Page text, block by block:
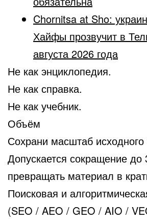
Chornitsa at Sho:
Хайфы прозвучит в
августа 2026 года
Не как энциклопедия.
Не как справка.
Не как учебник.
Объём
Сохрани масштаб исходного
Допускается сокращение до
превращать материал в
Поисковая и
(SEO / AEO / GEO / AIO /